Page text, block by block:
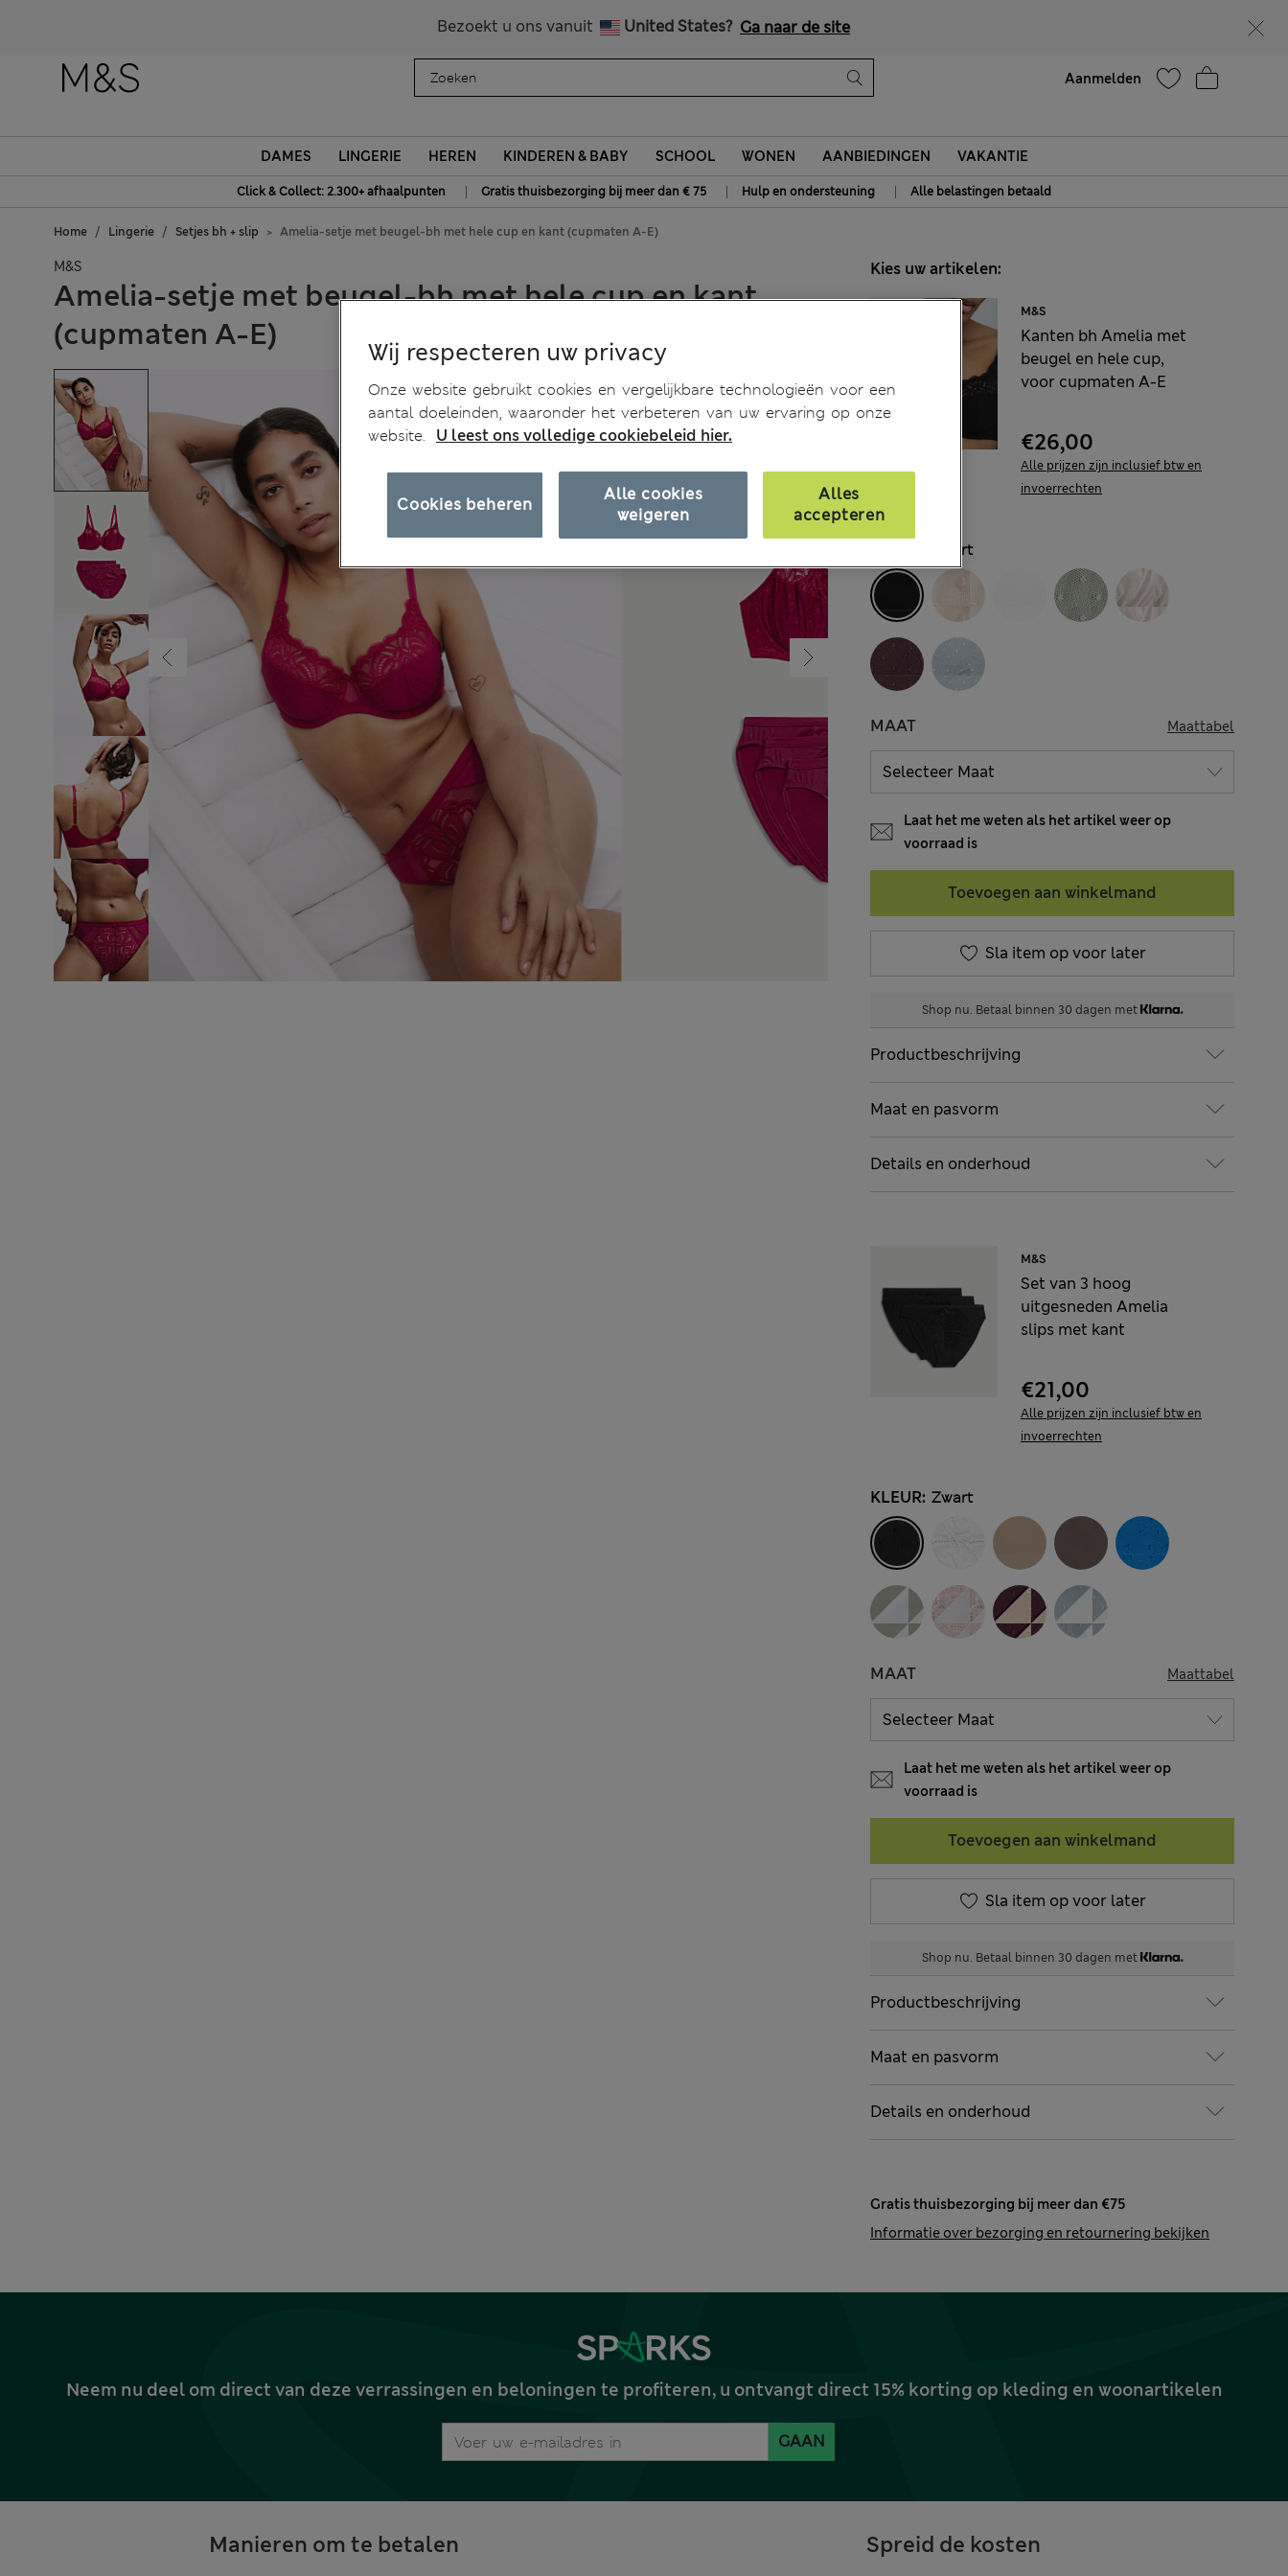
Bezoekt u ons vanuit United States? Ga naar de site
Aanmelden
DAMES LINGERIE HEREN KINDEREN & BABY SCHOOL WONEN AANBIEDINGEN VAKANTIE
Click & Collect: 2.300+ afhaalpunten | Gratis thuisbezorging bij meer dan € 75 | Hulp en ondersteuning | Alle belastingen betaald
Home Lingerie Setjes bh + slip Amelia-setje met beugel-bh met hele cup en kant (cupmaten A-E)
M&S
Amelia-setje met beugel-bh met hele cup en kant
(cupmaten A-E)
Kies uw artikelen:
M&S
Kanten bh Amelia met
beugel en hele cup,
voor cupmaten A-E
€26,00
Alle prijzen zijn inclusief btw en
invoerrechten
Zwart
MAAT Maattabel
Laat het me weten als het artikel weer op
voorraad is
Toevoegen aan winkelmand
Sla item op voor later
Shop nu. Betaal binnen 30 dagen met
Productbeschrijving
Maat en pasvorm
Details en onderhoud
M&S
Set van 3 hoog
uitgesneden Amelia
slips met kant
€21,00
Alle prijzen zijn inclusief btw en
invoerrechten
KLEUR: Zwart
MAAT Maattabel
Laat het me weten als het artikel weer op
voorraad is
Toevoegen aan winkelmand
Sla item op voor later
Shop nu. Betaal binnen 30 dagen met
Productbeschrijving
Maat en pasvorm
Details en onderhoud
Gratis thuisbezorging bij meer dan €75
Informatie over bezorging en retournering bekijken
Neem nu deel om direct van deze verrassingen en beloningen te profiteren, u ontvangt direct 15% korting op kleding en woonartikelen
GAAN
Manieren om te betalen Spreid de kosten
Wij respecteren uw privacy
Onze website gebruikt cookies en vergelijkbare technologieën voor een
aantal doeleinden, waaronder het verbeteren van uw ervaring op onze
website.
U leest ons volledige cookiebeleid hier.
Alle cookies
weigeren
Alles
accepteren
Cookies beheren